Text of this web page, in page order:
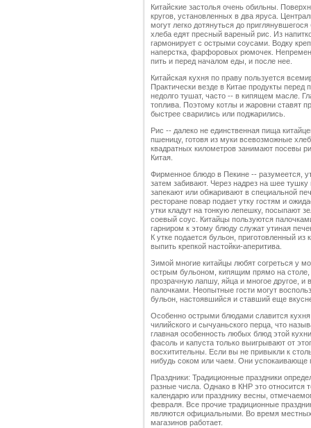
Китайские застолья очень обильны.
кругов, установленных в два яруса.
могут легко дотянуться до
хлеба едят пресный вареный рис. Из
гармонирует с острыми соусами. Водку
наперстка, фарфоровых рюмочек.
пить и перед началом еды, и после нее.
Китайская кухня по праву пользуется
Практически везде в Китае продукты перед
недолго тушат, часто -- в кипящем масле.
топлива. Поэтому котлы и жаровни ставят
быстрее сварились или поджарились.
Рис -- далеко не единственная пища
пшеницу, готовя из муки всевозможные
квадратных километров занимают посевы
Китая.
Фирменное блюдо в Пекине -- разумеется,
затем забивают. Через надрез на шее
запекают или обжаривают в специальной
ресторане повар подает утку гостям и
утки кладут на тонкую лепешку, посыпают
соевый соус. Китайцы пользуются
гарниром к этому блюду служат утиная
К утке подается бульон, приготовленный
выпить крепкой настойки-аперитива.
Зимой многие китайцы любят согреться у
острым бульоном, кипящим прямо на
прозрачную лапшу, яйца и многое другое, и
палочками. Неопытные гости могут
бульон, настоявшийся и ставший еще
Особенно острыми блюдами славится
чилийского и сычуаньского перца, что
главная особенность любых блюд этой
фасоль и капуста только выигрывают от
восхитительны. Если вы не привыкли к
нибудь соком или чаем. Они успокаивающе
Праздники: Традиционные праздники
разные числа. Однако в КНР это относится
календарю или празднику весны,
февраля. Все прочие традиционные
являются официальными. Во время
магазинов работает.